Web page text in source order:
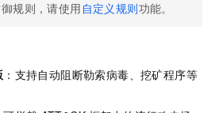
规则，请使用 自定义规则功能。
：支持自动阻断勒索病毒、挖矿程序等